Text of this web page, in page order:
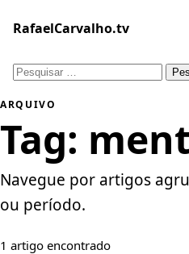
para
conteúdo
RafaelCarvalho.tv
Pesquisar
ARQUIVO
Tag:
Navegue por artigos
ou período.
1 artigo encontrado